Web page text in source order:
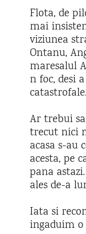
Flota, de
mai
viziunea
Ontanu,
maresalul
n foc, desi
catastrofale.
Ar trebui
trecut nici
acasa s-au
acesta, pe
pana
ales de-a
Iata si
ingaduim o